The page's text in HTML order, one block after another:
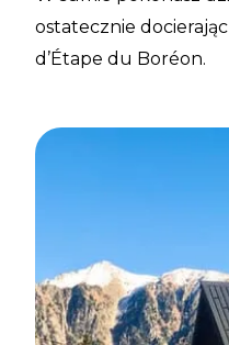
ostatecznie
d’Étape du Boréon.